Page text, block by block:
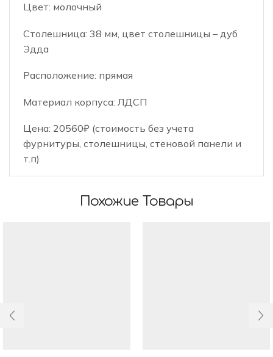
Цвет: молочный
Столешница: 38 мм, цвет столешницы – дуб
Эдда
Расположение: прямая
Материал корпуса: ЛДСП
Цена: 20560₽ (стоимость без учета
фурнитуры, столешницы, стеновой панели и
т.п)
Похожие Товары